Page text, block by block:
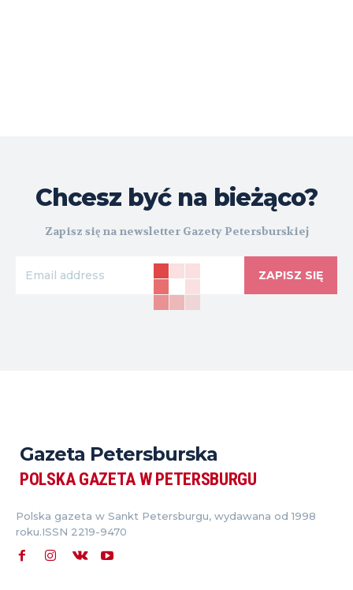
Chcesz być na bieżąco?
Zapisz się na newsletter Gazety Petersburskiej
ZAPISZ SIĘ
Gazeta Petersburska
POLSKA GAZETA W PETERSBURGU
Polska gazeta w Sankt Petersburgu, wydawana od 1998
roku.ISSN 2219-9470